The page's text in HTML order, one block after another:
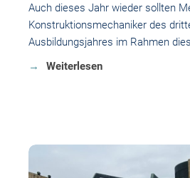
Auch dieses Jahr wieder sollten
Konstruktionsmechaniker des
Ausbildungsjahres im Rahmen
Weiterlesen